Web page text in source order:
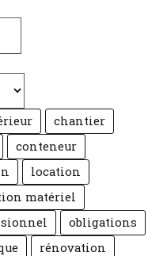
chantier
conteneur
location
matériel
obligations
rénovation